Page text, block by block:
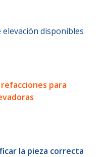
disponibles
refacciones para
la pieza correcta